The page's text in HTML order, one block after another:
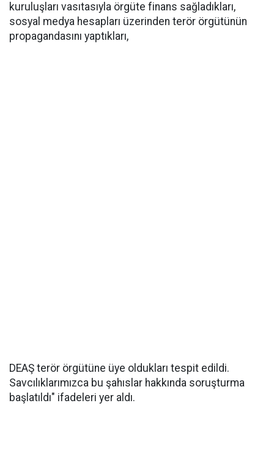
kuruluşları vasıtasıyla örgüte finans sağladıkları,
sosyal medya hesapları üzerinden terör örgütünün
propagandasını yaptıkları,
DEAŞ terör örgütüne üye oldukları tespit edildi.
Savcılıklarımızca bu şahıslar hakkında soruşturma
başlatıldı" ifadeleri yer aldı.